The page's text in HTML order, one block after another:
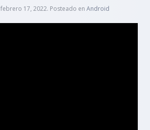
febrero 17, 2022. Posteado en Android